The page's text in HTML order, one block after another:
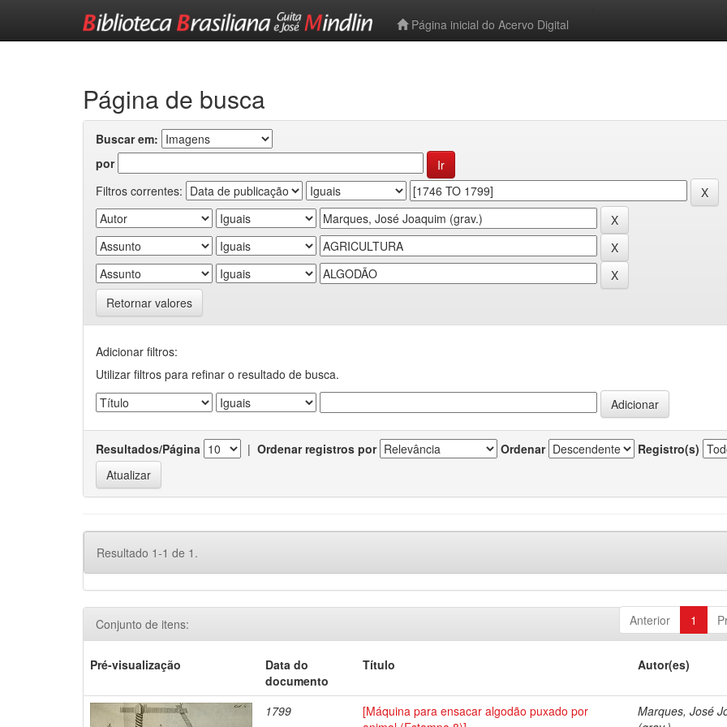
Página inicial do Acervo Digital
Página de busca
Buscar em:
por
Filtros correntes:
Retornar valores
Adicionar filtros:
Utilizar filtros para refinar o resultado de busca.
Resultados/Página | Ordenar registros por Ordenar Registro(s)
Resultado 1-1 de 1.
Anterior 1
Conjunto de itens:
Pré-visualização
Data do
documento
Título Autor(es)
1799
[Máquina para ensacar algodão puxado por
Marques, José